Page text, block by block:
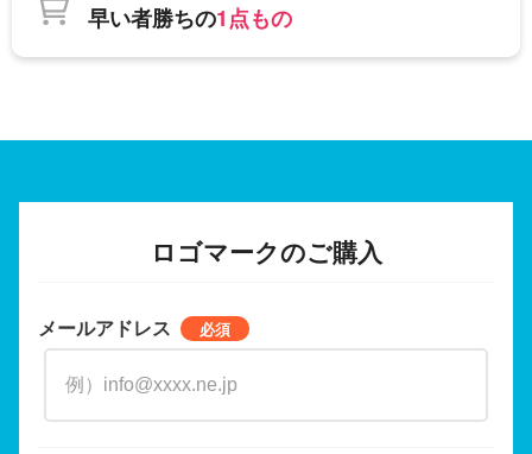
早い者勝ちの1点もの
ロゴマークのご購入
メールアドレス